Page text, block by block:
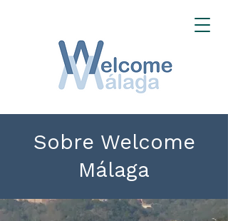
​Sobre Welcome
Málaga